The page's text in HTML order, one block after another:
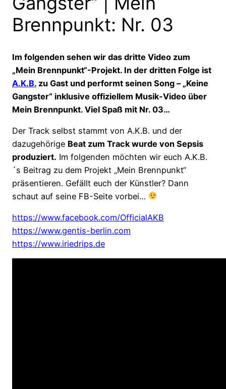
Brennpunkt: Nr. 03
Im folgenden sehen wir das dritte Video zum
„Mein Brennpunkt“-Projekt. In der dritten Folge ist
A.K.B. zu Gast und performt seinen Song – „Keine
Gangster“ inklusive offiziellem Musik-Video über
Mein Brennpunkt. Viel Spaß mit Nr. 03…
Der Track selbst stammt von A.K.B. und der
dazugehörige Beat zum Track wurde von Sepsis
produziert. Im folgenden möchten wir euch A.K.B.
´s Beitrag zu dem Projekt „Mein Brennpunkt“
präsentieren. Gefällt euch der Künstler? Dann
schaut auf seine FB-Seite vorbei…
https://www.facebook.com/OfficialAKB
https://www.gentis-berlin.com
https://www.iriedrips.de